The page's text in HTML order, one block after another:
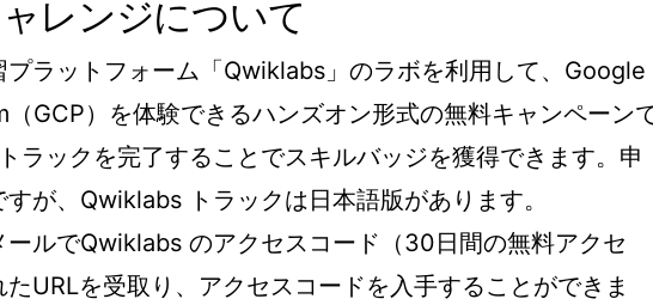
レンジについて
プラットフォーム「Qwiklabs」のラボを利用して、Google
GCP）を体験できるハンズオン形式の無料キャンペーン
ラックを完了することでスキルバッジを獲得できます。申
すが、Qwiklabs トラックは日本語版があります。
ールでQwiklabs のアクセスコード（30日間の無料アクセ
URLを受取り、アクセスコードを入手することができま